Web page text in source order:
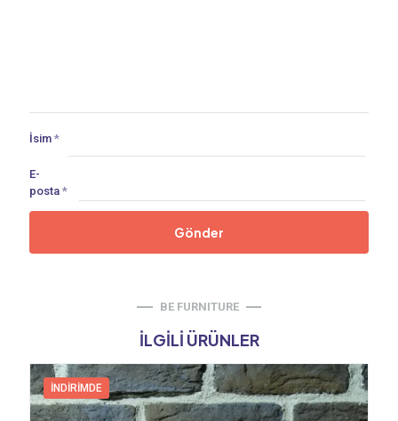
İsim *
E-
posta *
BE FURNITURE
İLGILI ÜRÜNLER
İNDIRIMDE